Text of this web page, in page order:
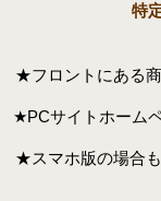
特
★フロントにある
★PCサイトホーム
★スマホ版の場合